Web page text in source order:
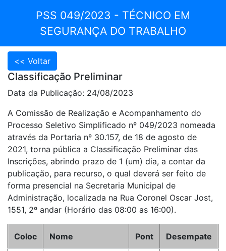
PSS 049/2023 - TÉCNICO EM
SEGURANÇA DO TRABALHO
Classificação Preliminar
Data da Publicação: 24/08/2023
A Comissão de Realização e Acompanhamento do
Processo Seletivo Simplificado nº 049/2023 nomeada
através da Portaria nº 30.157, de 18 de agosto de
2021, torna pública a Classificação Preliminar das
Inscrições, abrindo prazo de 1 (um) dia, a contar da
publicação, para recurso, o qual deverá ser feito de
forma presencial na Secretaria Municipal de
Administração, localizada na Rua Coronel Oscar Jost,
1551, 2º andar (Horário das 08:00 as 16:00).
Coloc Nome Pont Desempate